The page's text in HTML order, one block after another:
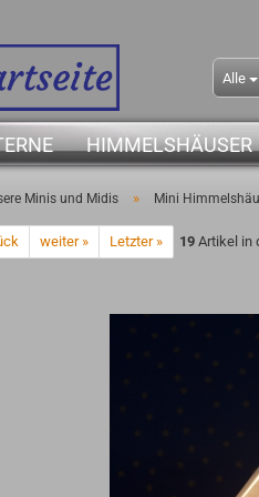
Alle
HIMMELSHÄUSER
Minis und Midis » Mini
weiter » Letzter » 19 Artikel in